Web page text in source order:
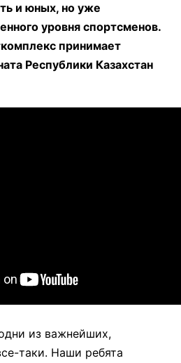
и юных, но уже
уровня спортсменов.
принимает
Республики Казахстан
из важнейших,
таки. Наши ребята